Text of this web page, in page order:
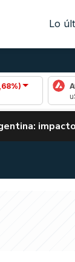
Lo
Avalanche